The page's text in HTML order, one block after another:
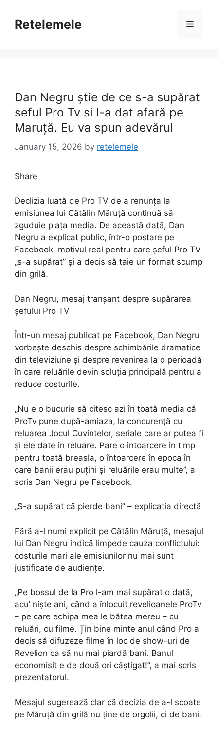
contentRetelemele Menu
Dan Negru știe de ce s-a supărat
seful Pro Tv si l-a dat afară pe
Maruță. Eu va spun adevărul
January 15, 2026 by retelemele
Share
Declizia luată de Pro TV de a renunța la
emisiunea lui Cătălin Măruță continuă să
zguduie piața media. De această dată, Dan
Negru a explicat public, într-o postare pe
Facebook, motivul real pentru care șeful Pro TV
„s-a supărat” și a decis să taie un format scump
din grilă.
Dan Negru, mesaj tranșant despre supărarea
șefului Pro TV
Într-un mesaj publicat pe Facebook, Dan Negru
vorbește deschis despre schimbările dramatice
din televiziune și despre revenirea la o perioadă
în care reluările devin soluția principală pentru a
reduce costurile.
„Nu e o bucurie să citesc azi în toată media că
ProTv pune după-amiaza, la concurență cu
reluarea Jocul Cuvintelor, seriale care ar putea fi
și ele date în reluare. Pare o întoarcere în timp
pentru toată breasla, o întoarcere în epoca în
care banii erau puțini și reluările erau multe”, a
scris Dan Negru pe Facebook.
„S-a supărat că pierde bani” – explicația directă
Fără a-l numi explicit pe Cătălin Măruță, mesajul
lui Dan Negru indică limpede cauza conflictului:
costurile mari ale emisiunilor nu mai sunt
justificate de audiențe.
„Pe bossul de la Pro l-am mai supărat o dată,
acu’ niște ani, când a înlocuit revelioanele ProTv
– pe care echipa mea le bătea mereu – cu
reluări, cu filme. Țin bine minte anul când Pro a
decis să difuzeze filme în loc de show-uri de
Revelion ca să nu mai piardă bani. Banul
economisit e de două ori câștigat!”, a mai scris
prezentatorul.
Mesajul sugerează clar că decizia de a-l scoate
pe Măruță din grilă nu ține de orgolii, ci de bani.